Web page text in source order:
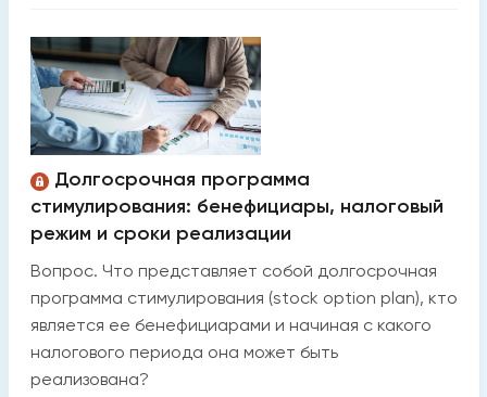
Долгосрочная программа
стимулирования: бенефициары, налоговый
режим и сроки реализации
Вопрос. Что представляет собой долгосрочная
программа стимулирования (stock option plan), кто
является ее бенефициарами и начиная с какого
налогового периода она может быть
реализована?